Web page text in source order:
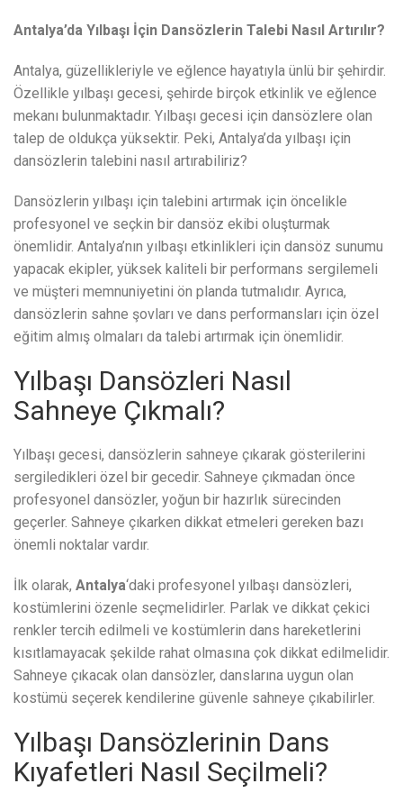
Antalya’da Yılbaşı İçin Dansözlerin Talebi Nasıl Artırılır?
Antalya, güzellikleriyle ve eğlence hayatıyla ünlü bir şehirdir.
Özellikle yılbaşı gecesi, şehirde birçok etkinlik ve eğlence
mekanı bulunmaktadır. Yılbaşı gecesi için dansözlere olan
talep de oldukça yüksektir. Peki, Antalya’da yılbaşı için
dansözlerin talebini nasıl artırabiliriz?
Dansözlerin yılbaşı için talebini artırmak için öncelikle
profesyonel ve seçkin bir dansöz ekibi oluşturmak
önemlidir. Antalya’nın yılbaşı etkinlikleri için dansöz sunumu
yapacak ekipler, yüksek kaliteli bir performans sergilemeli
ve müşteri memnuniyetini ön planda tutmalıdır. Ayrıca,
dansözlerin sahne şovları ve dans performansları için özel
eğitim almış olmaları da talebi artırmak için önemlidir.
Yılbaşı Dansözleri Nasıl
Sahneye Çıkmalı?
Yılbaşı gecesi, dansözlerin sahneye çıkarak gösterilerini
sergiledikleri özel bir gecedir. Sahneye çıkmadan önce
profesyonel dansözler, yoğun bir hazırlık sürecinden
geçerler. Sahneye çıkarken dikkat etmeleri gereken bazı
önemli noktalar vardır.
İlk olarak, Antalya‘daki profesyonel yılbaşı dansözleri,
kostümlerini özenle seçmelidirler. Parlak ve dikkat çekici
renkler tercih edilmeli ve kostümlerin dans hareketlerini
kısıtlamayacak şekilde rahat olmasına çok dikkat edilmelidir.
Sahneye çıkacak olan dansözler, danslarına uygun olan
kostümü seçerek kendilerine güvenle sahneye çıkabilirler.
Yılbaşı Dansözlerinin Dans
Kıyafetleri Nasıl Seçilmeli?